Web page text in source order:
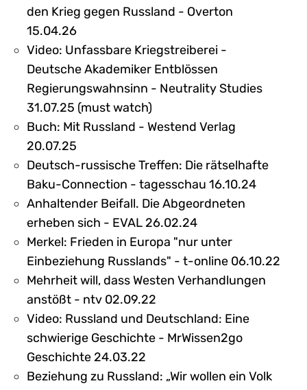
den Krieg gegen Russland - Overton
15.04.26
Video: Unfassbare Kriegstreiberei -
Deutsche Akademiker Entblössen
Regierungswahnsinn - Neutrality Studies
31.07.25 (must watch)
Buch: Mit Russland - Westend Verlag
20.07.25
Deutsch-russische Treffen: Die rätselhafte
Baku-Connection - tagesschau 16.10.24
Anhaltender Beifall. Die Abgeordneten
erheben sich - EVAL 26.02.24
Merkel: Frieden in Europa "nur unter
Einbeziehung Russlands" - t-online 06.10.22
Mehrheit will, dass Westen Verhandlungen
anstößt - ntv 02.09.22
Video: Russland und Deutschland: Eine
schwierige Geschichte - MrWissen2go
Geschichte 24.03.22
Beziehung zu Russland: „Wir wollen ein Volk